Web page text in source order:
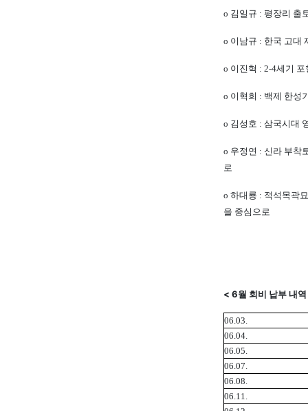
o 김일규 : 평장리 출
o 이남규 : 한국 고대
o 이진혁 : 2-4세기
o 이혁희 : 백제 한성
o 김성호 : 삼국시대
o 우정연 : 신라 부착
로
o 하대룡 : 적석목곽
을 중심으로
< 6월 회비 납부 내
06.03.
06.04.
06.05.
06.07.
06.08.
06.11.